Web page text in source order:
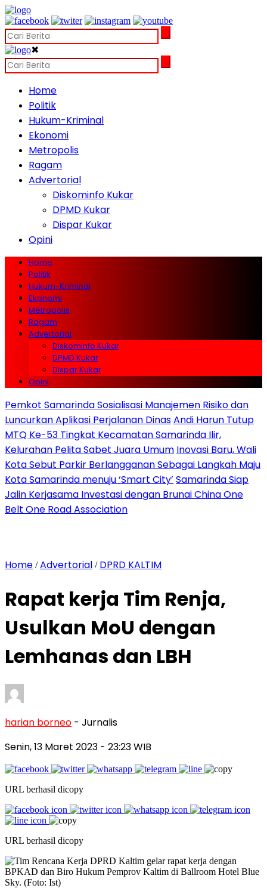
✖
Home
Politik
Hukum-Kriminal
Ekonomi
Metropolis
Ragam
Advertorial
Diskominfo Kukar
DPMD Kukar
Dispar Kukar
Opini
Home
Politik
Hukum-Kriminal
Ekonomi
Metropolis
Ragam
Advertorial
Diskominfo Kukar
DPMD Kukar
Dispar Kukar
Opini
Pemkot Samarinda Sosialisasi Manajemen Risiko dan
Luncurkan Aplikasi Perjalanan DinasAndi Harun Tutup
MTQ Ke-53 Tingkat Kecamatan Samarinda Ilir,
Kelurahan Pelita Sabet Juara Umum Inovasi Baru, Wali
Kota Sebut Parkir Berlangganan Sebagai Langkah Maju
Kota Samarinda menuju ‘Smart City’ Samarinda Siap
Jalin Kerjasama Investasi dengan Brunai China One
Belt One Road Association
Home /Advertorial / DPRD KALTIM
Rapat kerja Tim Renja,
Usulkan MoU dengan
Lemhanas dan LBH
harian borneo - Jurnalis
Senin, 13 Maret 2023 - 23:23 WIB
URL berhasil dicopy
URL berhasil dicopy